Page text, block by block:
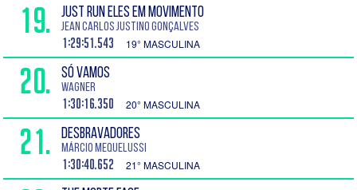
19. JUST RUN ELES EM MOVIMENTO
Jean Carlos Justino Gonçalves
1:29:51.543 19° MASCULINA
20. SÓ VAMOS
Wagner
1:30:16.350 20° MASCULINA
21. DESBRAVADORES
Márcio Mequelussi
1:30:40.652 21° MASCULINA